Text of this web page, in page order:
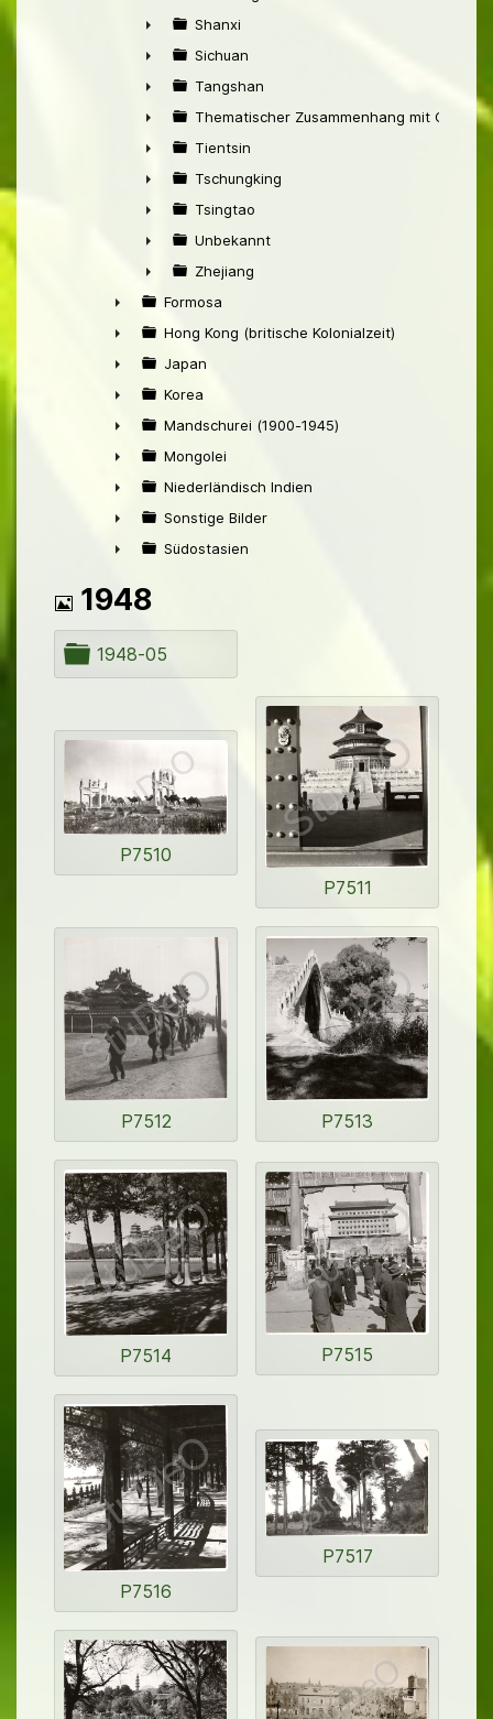
►
►
Shanxi
►
Sichuan
►
Tangshan
►
Thematischer Zusammenhang mit China
►
Tientsin
►
Tschungking
►
Tsingtao
►
Unbekannt
►
Zhejiang
►
Formosa
►
Hong Kong (britische Kolonialzeit)
►
Japan
►
Korea
►
Mandschurei (1900-1945)
►
Mongolei
►
Niederländisch Indien
►
Sonstige Bilder
Südostasien
Bild
1948
O
r
1948-05
P7510
P7511
P7512 P7513
P7514 P7515
P7516
P7517